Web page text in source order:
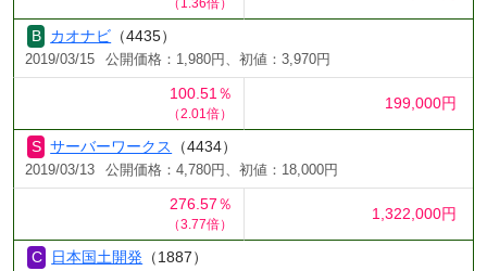
カオナビ （4435）
2019/03/15 公開価格：1,980円、初値：3,970円
100.51％
（2.01倍）
199,000円
サーバーワークス （4434）
2019/03/13 公開価格：4,780円、初値：18,000円
276.57％
（3.77倍）
1,322,000円
日本国土開発 （1887）